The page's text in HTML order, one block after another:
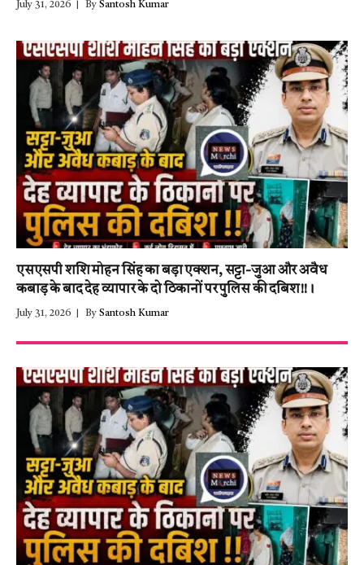
July 31, 2026 By Santosh Kumar
एसएसपी शशि मोहन सिंह का बड़ा एक्शन, सट्टा-जुआ और अवैध
कबाड़ के बाद देह व्यापार के दो ठिकानों पर पुलिस की दबिश!!।
July 31, 2026 By Santosh Kumar